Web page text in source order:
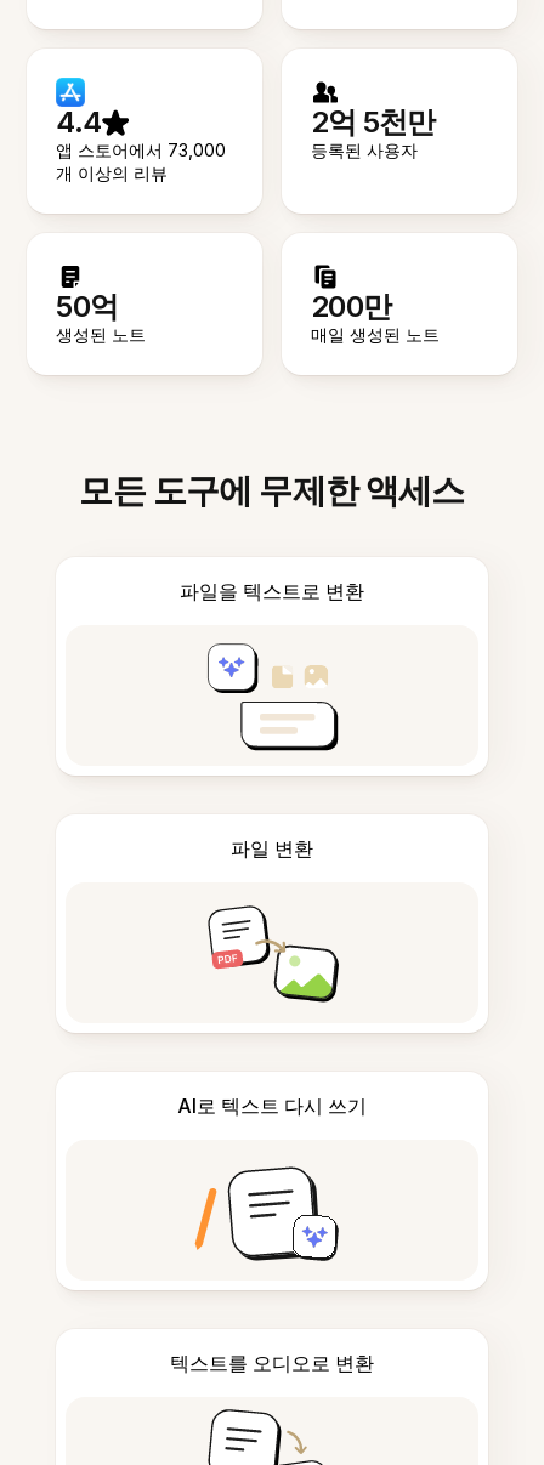
4.4
앱 스토어에서 73,000
개 이상의 리뷰
2억 5천만
등록된 사용자
50억
생성된 노트
200만
매일 생성된 노트
모든 도구에 무제한 액세스
파일을 텍스트로 변환
파일 변환
AI로 텍스트 다시 쓰기
텍스트를 오디오로 변환